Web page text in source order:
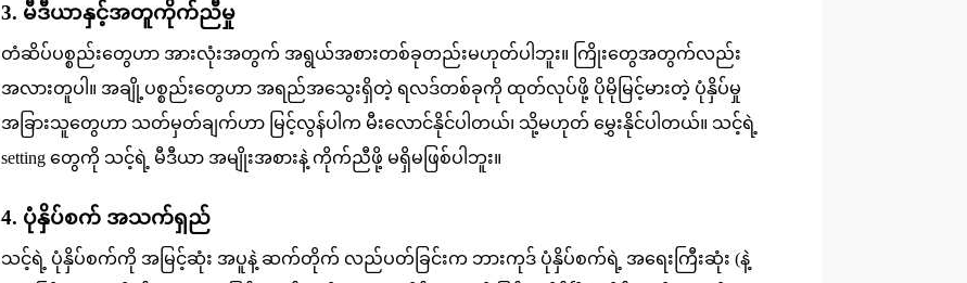
3. မီဒီယာနှင့်အတူကိုက်ညီမှု
တံဆိပ်ပစ္စည်းတွေဟာ အားလုံးအတွက် အရွယ်အစားတစ်ခုတည်းမဟုတ်ပါဘူး။ ကြိုးတွေအတွက်လည်း
အလားတူပါ။ အချို့ပစ္စည်းတွေဟာ အရည်အသွေးရှိတဲ့ ရလဒ်တစ်ခုကို ထုတ်လုပ်ဖို့ ပိုမိုမြင့်မားတဲ့ ပုံနှိပ်မှု
အခြားသူတွေဟာ သတ်မှတ်ချက်ဟာ မြင့်လွန်ပါက မီးလောင်နိုင်ပါတယ်၊ သို့မဟုတ် မွှေးနိုင်ပါတယ်။ သင့်ရဲ့
setting တွေကို သင့်ရဲ့ မီဒီယာ အမျိုးအစားနဲ့ ကိုက်ညီဖို့ မရှိမဖြစ်ပါဘူး။
4. ပုံနှိပ်စက် အသက်ရှည်
သင့်ရဲ့ ပုံနှိပ်စက်ကို အမြင့်ဆုံး အပူနဲ့ ဆက်တိုက် လည်ပတ်ခြင်းက ဘားကုဒ် ပုံနှိပ်စက်ရဲ့ အရေးကြီးဆုံး (နဲ့